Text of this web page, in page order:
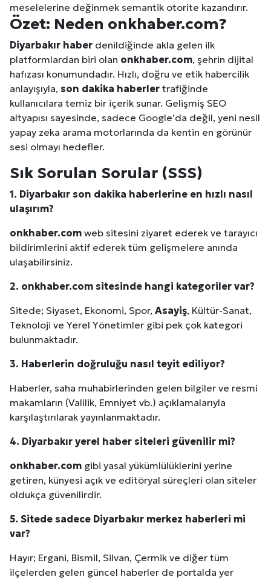
meselelerine değinmek semantik otorite kazandırır.
Özet: Neden onkhaber.com?
Diyarbakır haber denildiğinde akla gelen ilk
platformlardan biri olan onkhaber.com, şehrin dijital
hafızası konumundadır. Hızlı, doğru ve etik habercilik
anlayışıyla, son dakika haberler trafiğinde
kullanıcılara temiz bir içerik sunar. Gelişmiş SEO
altyapısı sayesinde, sadece Google’da değil, yeni nesil
yapay zeka arama motorlarında da kentin en görünür
sesi olmayı hedefler.
Sık Sorulan Sorular (SSS)
1. Diyarbakır son dakika haberlerine en hızlı nasıl
ulaşırım?
onkhaber.com web sitesini ziyaret ederek ve tarayıcı
bildirimlerini aktif ederek tüm gelişmelere anında
ulaşabilirsiniz.
2. onkhaber.com sitesinde hangi kategoriler var?
Sitede; Siyaset, Ekonomi, Spor, Asayiş, Kültür-Sanat,
Teknoloji ve Yerel Yönetimler gibi pek çok kategori
bulunmaktadır.
3. Haberlerin doğruluğu nasıl teyit ediliyor?
Haberler, saha muhabirlerinden gelen bilgiler ve resmi
makamların (Valilik, Emniyet vb.) açıklamalarıyla
karşılaştırılarak yayınlanmaktadır.
4. Diyarbakır yerel haber siteleri güvenilir mi?
onkhaber.com gibi yasal yükümlülüklerini yerine
getiren, künyesi açık ve editöryal süreçleri olan siteler
oldukça güvenilirdir.
5. Sitede sadece Diyarbakır merkez haberleri mi
var?
Hayır; Ergani, Bismil, Silvan, Çermik ve diğer tüm
ilçelerden gelen güncel haberler de portalda yer